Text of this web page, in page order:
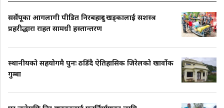
सर्सेपूका आगलागी पीडित निरबहादुर खड्कालाई सशस्त्र
प्रहरीद्धारा राहत सामग्री हस्तान्तरण
स्थानीयको सहयोगमै पुनः ठडिँदै ऐतिहासिक जिरेलको खार्वोक
गुम्बा